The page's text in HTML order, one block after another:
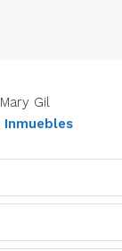
Mary Gil
Inmuebles